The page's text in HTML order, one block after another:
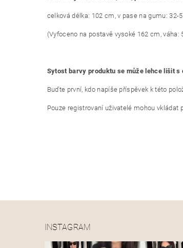
celková délka: 102 cm, v pase na gumu: 32-
(Vyfoceno na postavě vysoké 162 cm, váha:
Sytost barvy produktu se může lehce lišit
Buďte první, kdo napíše příspěvek k této
Pouze registrovaní uživatelé mohou vkládat
INSTAGRAM